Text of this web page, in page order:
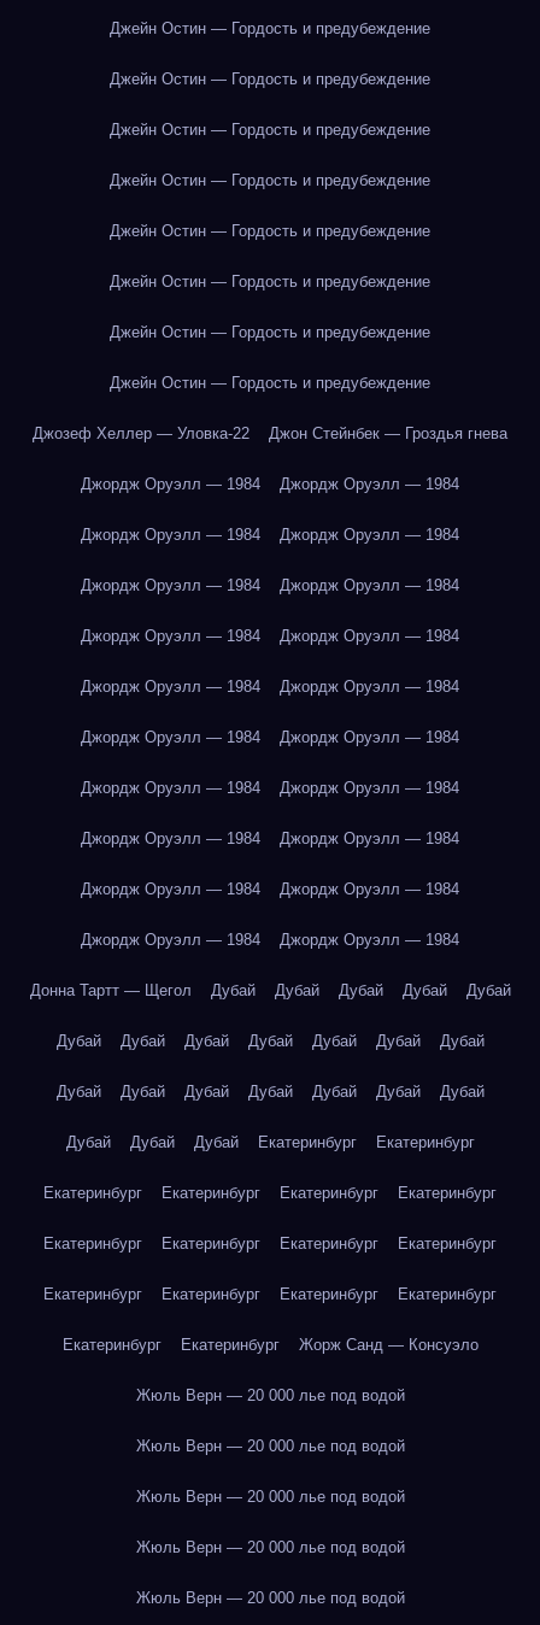
Джейн Остин — Гордость и предубеждение
Джейн Остин — Гордость и предубеждение
Джейн Остин — Гордость и предубеждение
Джейн Остин — Гордость и предубеждение
Джейн Остин — Гордость и предубеждение
Джейн Остин — Гордость и предубеждение
Джейн Остин — Гордость и предубеждение
Джейн Остин — Гордость и предубеждение
Джозеф Хеллер — Уловка-22 Джон Стейнбек — Гроздья гнева
Джордж Оруэлл — 1984 Джордж Оруэлл — 1984
Джордж Оруэлл — 1984 Джордж Оруэлл — 1984
Джордж Оруэлл — 1984 Джордж Оруэлл — 1984
Джордж Оруэлл — 1984 Джордж Оруэлл — 1984
Джордж Оруэлл — 1984 Джордж Оруэлл — 1984
Джордж Оруэлл — 1984 Джордж Оруэлл — 1984
Джордж Оруэлл — 1984 Джордж Оруэлл — 1984
Джордж Оруэлл — 1984 Джордж Оруэлл — 1984
Джордж Оруэлл — 1984 Джордж Оруэлл — 1984
Джордж Оруэлл — 1984 Джордж Оруэлл — 1984
Донна Тартт — Щегол Дубай Дубай Дубай Дубай Дубай
Дубай Дубай Дубай Дубай Дубай Дубай Дубай
Дубай Дубай Дубай Дубай Дубай Дубай Дубай
Дубай Дубай Дубай Екатеринбург Екатеринбург
Екатеринбург Екатеринбург Екатеринбург Екатеринбург
Екатеринбург Екатеринбург Екатеринбург Екатеринбург
Екатеринбург Екатеринбург Екатеринбург Екатеринбург
Екатеринбург Екатеринбург Жорж Санд — Консуэло
Жюль Верн — 20 000 лье под водой
Жюль Верн — 20 000 лье под водой
Жюль Верн — 20 000 лье под водой
Жюль Верн — 20 000 лье под водой
Жюль Верн — 20 000 лье под водой